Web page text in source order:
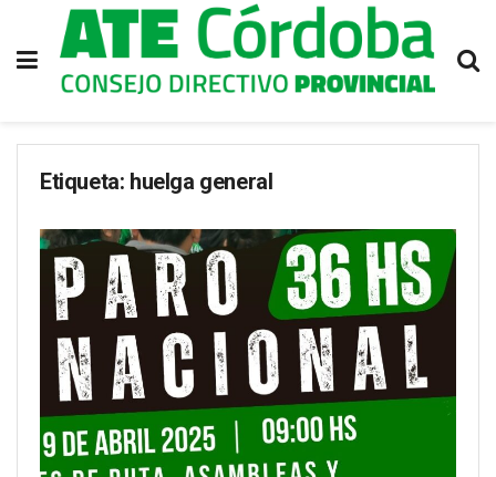
Etiqueta: huelga general